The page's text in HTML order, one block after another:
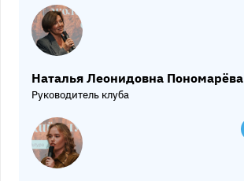
Наталья Леонидовна Пономарёва
Руководитель клуба